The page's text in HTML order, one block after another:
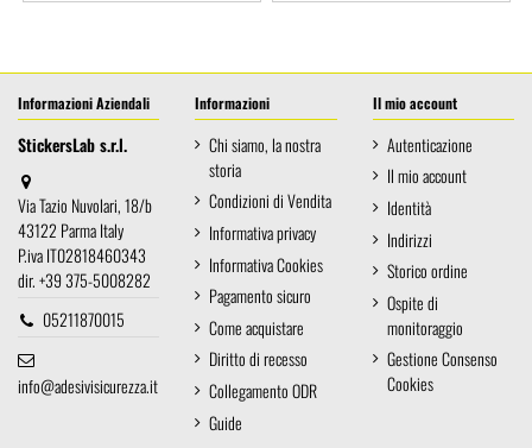
Informazioni Aziendali
StickersLab s.r.l.
Via Tazio Nuvolari, 18/b
43122 Parma Italy
P.iva IT02818460343
dir. +39 375-5008282
05211870015
info@adesivisicurezza.it
Informazioni
Chi siamo, la nostra
storia
Condizioni di Vendita
Informativa privacy
Informativa Cookies
Pagamento sicuro
Come acquistare
Diritto di recesso
Collegamento ODR
Guide
Il mio account
Autenticazione
Il mio account
Identità
Indirizzi
Storico ordine
Ospite di
monitoraggio
Gestione Consenso
Cookies